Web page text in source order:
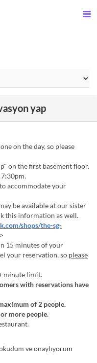
yap
on the day, so please
on the first basement floor.
accommodate your
be available at our sister
this information as well.
shops/the-sg-
15 minutes of your
your reservation, so please
minute limit.
with reservations have
of 2 people.
more people.
ve onaylıyorum